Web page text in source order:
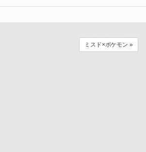
ミスド×ポケモン »